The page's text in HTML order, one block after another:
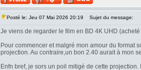
Posté le: Jeu 07 Mai 2026 20:19 Sujet du message:
Je viens de regarder le film en BD 4K UHD
Pour commencer et malgré mon amour du format
projection. Au contraire,un bon 2.40 aurait à mon
Enfn bref, je sors un poil mitigé de cette